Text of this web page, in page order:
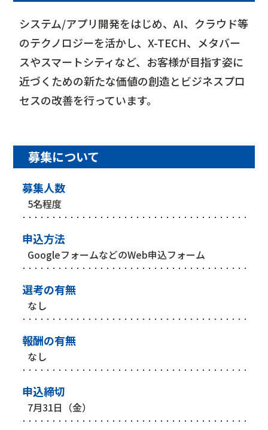
システム/アプリ開発をはじめ、AI、クラウド等
のテクノロジーを活かし、X-TECH、メタバー
スやスマートシティなど、お客様が目指す姿に
近づくための新たな価値の創造とビジネスプロ
セスの改善を行っています。
募集について
募集人数
5名程度
申込方法
GoogleフォームなどのWeb申込フォーム
選考の有無
なし
報酬の有無
なし
申込締切
7月31日（金）